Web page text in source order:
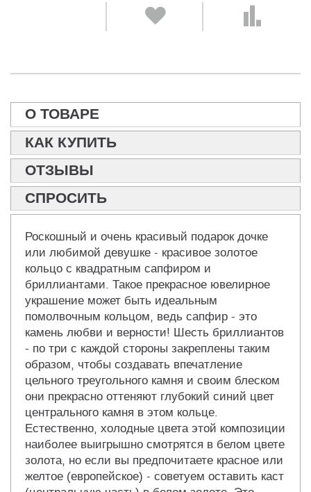
О ТОВАРЕ
КАК КУПИТЬ
ОТЗЫВЫ
СПРОСИТЬ
Роскошный и очень красивый подарок дочке
или любимой девушке - красивое золотое
кольцо с квадратным сапфиром и
бриллиантами. Такое прекрасное ювелирное
украшение может быть идеальным
помолвочным кольцом, ведь сапфир - это
камень любви и верности! Шесть бриллиантов
- по три с каждой стороны закреплены таким
образом, чтобы создавать впечатление
цельного треугольного камня и своим блеском
они прекрасно оттеняют глубокий синий цвет
центрального камня в этом кольце.
Естественно, холодные цвета этой композиции
наиболее выигрышно смотрятся в белом цвете
золота, но если вы предпочитаете красное или
желтое (европейское) - советуем оставить каст